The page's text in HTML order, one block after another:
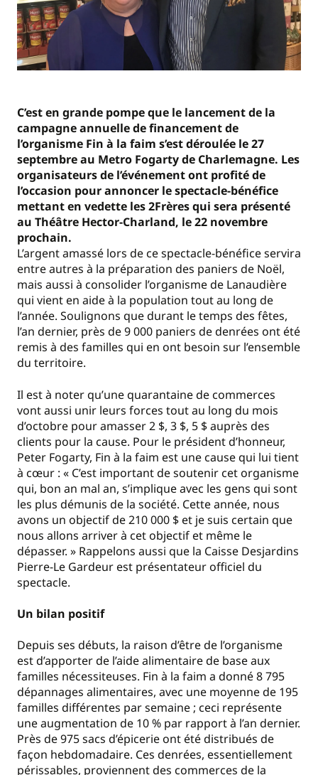
C’est en grande pompe que le lancement de la
campagne annuelle de financement de
l’organisme Fin à la faim s’est déroulée le 27
septembre au Metro Fogarty de Charlemagne. Les
organisateurs de l’événement ont profité de
l’occasion pour annoncer le spectacle-bénéfice
mettant en vedette les 2Frères qui sera présenté
au Théâtre Hector-Charland, le 22 novembre
prochain.
L’argent amassé lors de ce spectacle-bénéfice servira
entre autres à la préparation des paniers de Noël,
mais aussi à consolider l’organisme de Lanaudière
qui vient en aide à la population tout au long de
l’année. Soulignons que durant le temps des fêtes,
l’an dernier, près de 9 000 paniers de denrées ont été
remis à des familles qui en ont besoin sur l’ensemble
du territoire.
Il est à noter qu’une quarantaine de commerces
vont aussi unir leurs forces tout au long du mois
d’octobre pour amasser 2 $, 3 $, 5 $ auprès des
clients pour la cause. Pour le président d’honneur,
Peter Fogarty, Fin à la faim est une cause qui lui tient
à cœur : « C’est important de soutenir cet organisme
qui, bon an mal an, s’implique avec les gens qui sont
les plus démunis de la société. Cette année, nous
avons un objectif de 210 000 $ et je suis certain que
nous allons arriver à cet objectif et même le
dépasser. » Rappelons aussi que la Caisse Desjardins
Pierre-Le Gardeur est présentateur officiel du
spectacle.
Un bilan positif
Depuis ses débuts, la raison d’être de l’organisme
est d’apporter de l’aide alimentaire de base aux
familles nécessiteuses. Fin à la faim a donné 8 795
dépannages alimentaires, avec une moyenne de 195
familles différentes par semaine ; ceci représente
une augmentation de 10 % par rapport à l’an dernier.
Près de 975 sacs d’épicerie ont été distribués de
façon hebdomadaire. Ces denrées, essentiellement
périssables, proviennent des commerces de la